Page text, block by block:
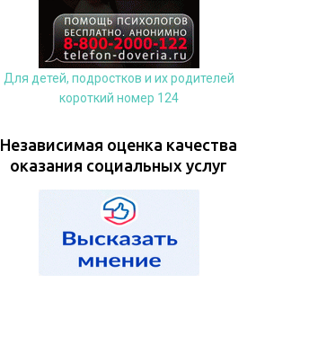
Для детей, подростков и их родителей
короткий номер 124
Независимая оценка качества
оказания социальных услуг